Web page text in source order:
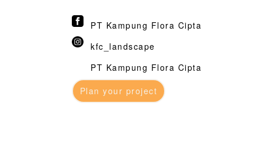
PT Kampung Flora Cipta
kfc_landscape
PT Kampung Flora Cipta
Plan your project